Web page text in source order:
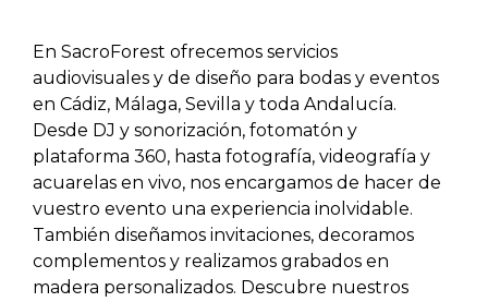
En SacroForest ofrecemos servicios
audiovisuales y de diseño para bodas y eventos
en Cádiz, Málaga, Sevilla y toda Andalucía.
Desde DJ y sonorización, fotomatón y
plataforma 360, hasta fotografía, videografía y
acuarelas en vivo, nos encargamos de hacer de
vuestro evento una experiencia inolvidable.
También diseñamos invitaciones, decoramos
complementos y realizamos grabados en
madera personalizados. Descubre nuestros